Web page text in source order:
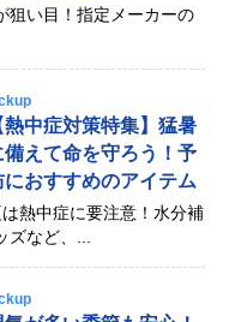
狙い目！指定メーカーの
熱中症対策特集】猛暑
備えて命を守ろう！予
におすすめのアイテム
は熱中症に要注意！水分補
など、...